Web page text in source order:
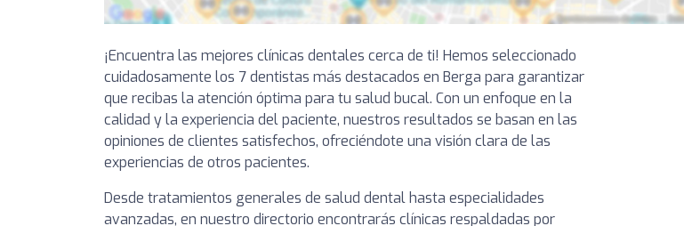
¡Encuentra las mejores clínicas dentales cerca de ti! Hemos seleccionado
cuidadosamente los 7 dentistas más destacados en Berga para garantizar
que recibas la atención óptima para tu salud bucal. Con un enfoque en la
calidad y la experiencia del paciente, nuestros resultados se basan en las
opiniones de clientes satisfechos, ofreciéndote una visión clara de las
experiencias de otros pacientes.
Desde tratamientos generales de salud dental hasta especialidades
avanzadas, en nuestro directorio encontrarás clínicas respaldadas por